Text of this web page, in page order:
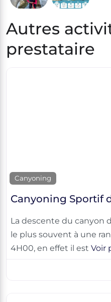
Autres
prestataire
Canyoning
Canyoning Sportif
La descente du canyon
le plus souvent à une
4H00, en effet il est Voir